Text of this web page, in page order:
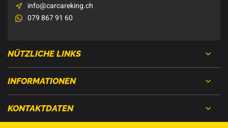
info@carcareking.ch
079 867 91 60
NÜTZLICHE LINKS
INFORMATIONEN
KONTAKTDATEN